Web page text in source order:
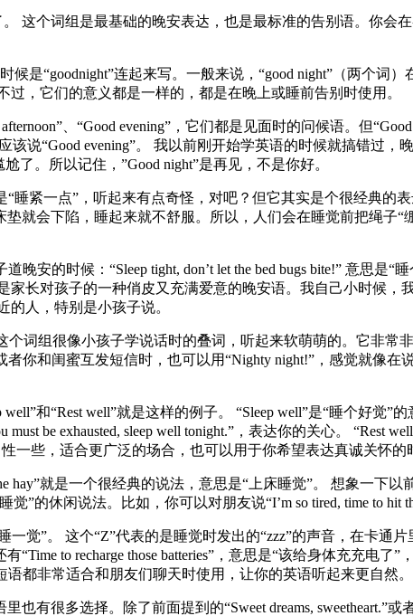
。 这个词组是最基础的晚安表达，也是最标准的告别语。你
候是“goodnight”连起来写。一般来说，“good night”（两个词
，它们的意义都是一样的，都是在晚上或睡前告别时使用。
、“Good evening”，它们都是见面时的问候语。但
说“Good evening”。 我以前刚开始学英语的时候就搞错过，
了。所以记住，”Good night”是再见，不是你好。
睡紧一点”，听起来有点奇怪，对吧？但它其实是个很经典的
就会下陷，睡起来就不舒服。所以，人们会在睡觉前把绳子“
晚安的时候：“Sleep tight, don’t let the bed bugs bite!” 意思是
长对孩子的一种俏皮又充满爱意的晚安语。我自己小时候，
人，特别是小孩子说。
词组很像小孩子学说话时的叠词，听起来软萌萌的。它非常
者你和闺蜜互发短信时，也可以用“Nighty night!”，感觉就像
和“Rest well”就是这样的例子。 “Sleep well”是“睡个好觉
be exhausted, sleep well tonight.”，表达你的关心。 “Rest
一些，适合更广泛的场合，也可以用于你希望表达真诚关怀的
hay”就是一个很经典的说法，意思是“上床睡觉”。 想象一下
”的休闲说法。比如，你可以对朋友说“I’m so tired, time to hit
一觉”。 这个“Z”代表的是睡觉时发出的“zzz”的声音，在卡
“Time to recharge those batteries”，意思是“该给身体充充电
都非常适合和朋友们聊天时使用，让你的英语听起来更自然。
有很多选择。除了前面提到的“Sweet dreams, sweetheart.”或